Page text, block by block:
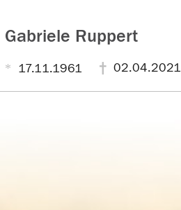
Gabriele Ruppert
17.11.1961 02.04.2021